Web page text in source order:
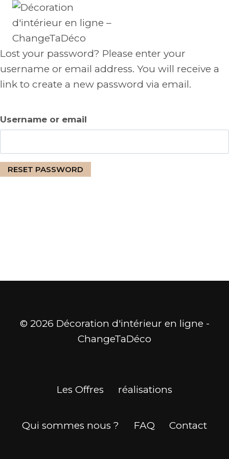
Skip
content
Lost your password? Please enter your
username or email address. You will receive a
link to create a new password via email.
Username or email
RESET PASSWORD
© 2026 Décoration d'intérieur en ligne -
ChangeTaDéco
Les Offres réalisations
Qui sommes nous ? FAQ Contact